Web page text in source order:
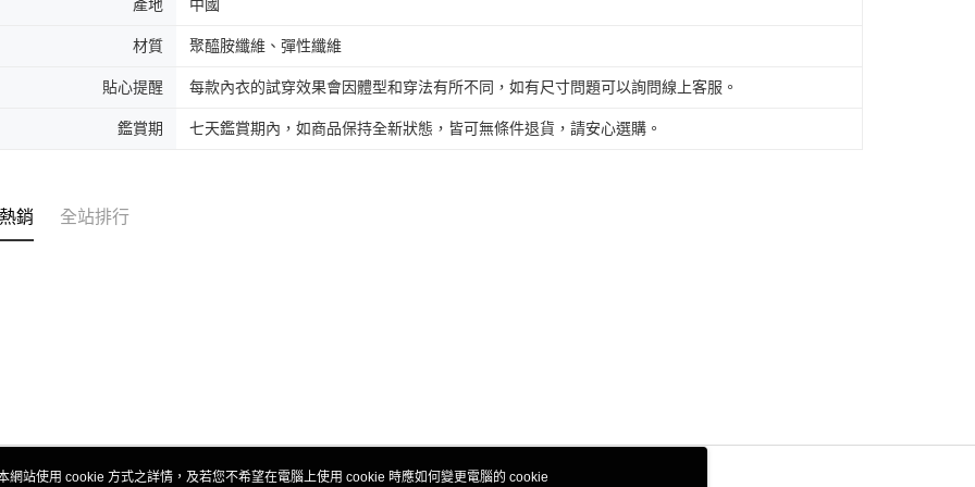
產地 中國
材質 聚醯胺纖維、彈性纖維
貼心提醒 每款內衣的試穿效果會因體型和穿法有所不同，如有尺寸問題可以詢問線上客服。
鑑賞期 七天鑑賞期內，如商品保持全新狀態，皆可無條件退貨，請安心選購。
銷 全站排行
網站使用 cookie 方式之詳情，及若您不希望在電腦上使用 cookie 時應如何變更電腦的 cookie